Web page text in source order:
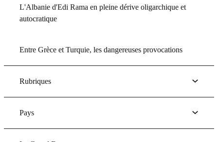
L'Albanie d'Edi Rama en pleine dérive oligarchique et
autocratique
Entre Grèce et Turquie, les dangereuses provocations
Rubriques
Pays